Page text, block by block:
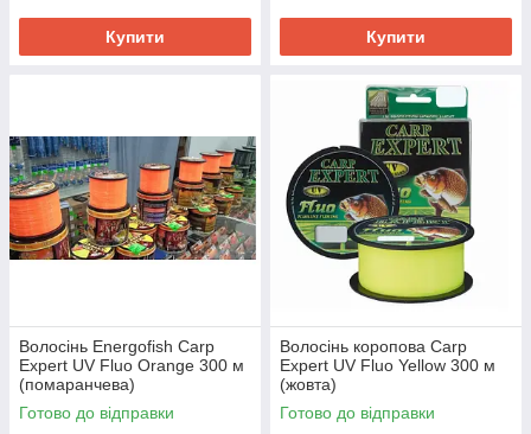
Купити Купити
Волосінь Energofish Carp
Expert UV Fluo Orange 300 м
(помаранчева)
Готово до відправки
Волосінь коропова Carp
Expert UV Fluo Yellow 300 м
(жовта)
Готово до відправки